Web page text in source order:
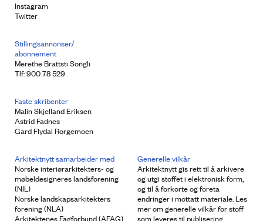
Instagram
Twitter
Stillingsannonser/
abonnement
Merethe Brattsti Songli
Tlf: 900 78 529
Faste skribenter
Malin Skjelland Eriksen
Astrid Fadnes
Gard Flydal Rorgemoen
Arkitektnytt samarbeider med
Norske interiørarkitekters- og
møbeldesigneres landsforening
(NIL)
Norske landskapsarkitekters
forening (NLA)
Arkitektenes Fagforbund (AFAG)
Generelle vilkår
Arkitektnytt gis rett til å arkivere
og utgi stoffet i elektronisk form,
og til å forkorte og foreta
endringer i mottatt materiale. Les
mer om generelle vilkår for stoff
som leveres til publisering.